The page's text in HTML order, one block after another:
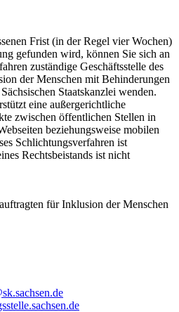
Frist (in der Regel vier Wochen)
gefunden wird, können Sie sich an
zuständige Geschäftsstelle des
der Menschen mit Behinderungen
Staatskanzlei wenden.
eine außergerichtliche
zwischen öffentlichen Stellen in
beziehungsweise mobilen
Schlichtungsverfahren ist
Rechtsbeistands ist nicht
für Inklusion der Menschen